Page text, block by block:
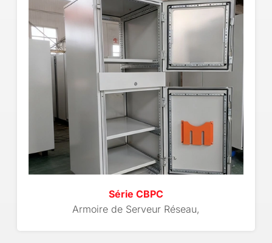
Série CBPC
Armoire de Serveur Réseau,